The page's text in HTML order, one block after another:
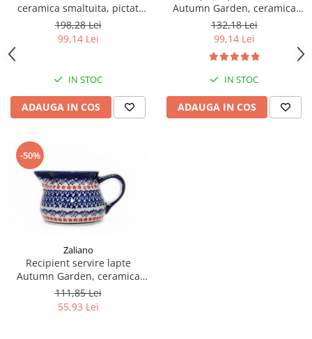
ceramica smaltuita, pictat
manual, 300 ml
198,28 Lei
99,14 Lei
IN STOC
ADAUGA IN COS
Autumn Garden, ceramica
smaltuita, pictat manual, 150
ml
132,18 Lei
99,14 Lei
IN STOC
ADAUGA IN COS
-50%
Zaliano
Recipient servire lapte
Autumn Garden, ceramica
smaltuita, pictat manual, 400
ml
111,85 Lei
55,93 Lei